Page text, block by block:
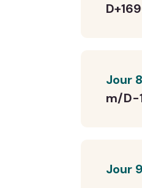
Jour 8
m/D-
Jour 9